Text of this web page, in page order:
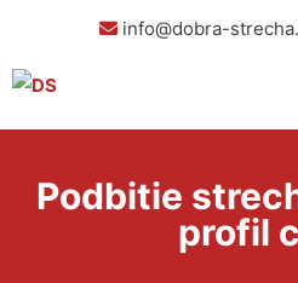
info@dobra-
Podbitie
profil